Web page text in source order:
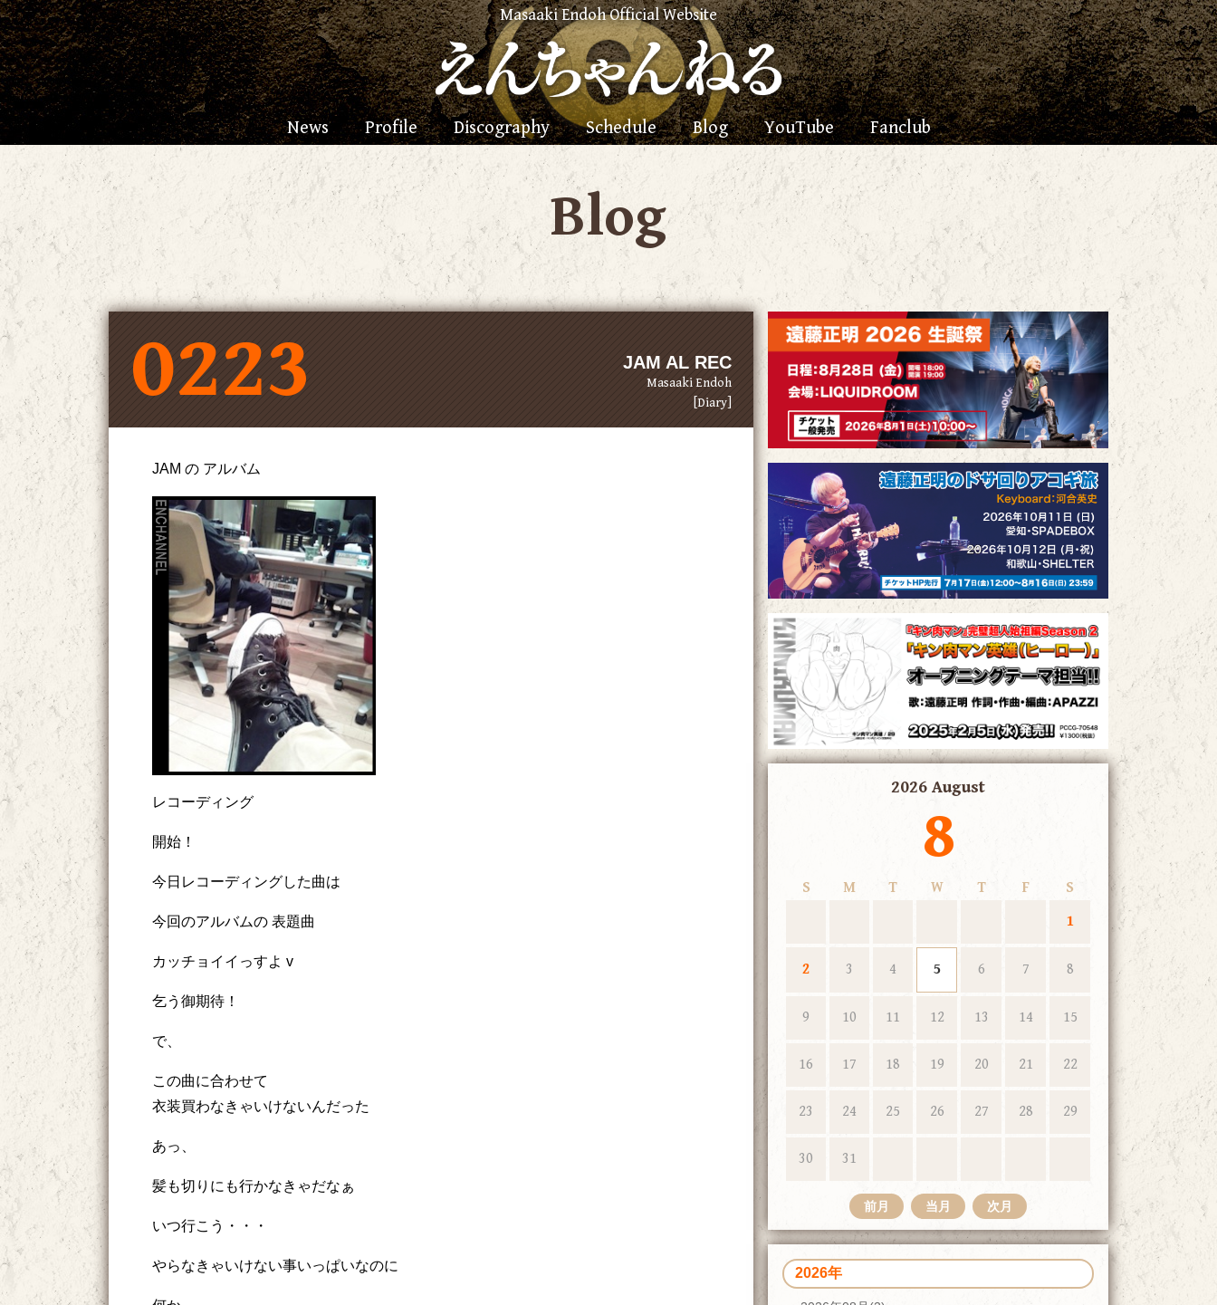
Masaaki Endoh Official Website
News Profile Discography Schedule Blog YouTube Fanclub
Blog
0223 JAM AL REC
Masaaki Endoh
[Diary]
JAM の アルバム
レコーディング
開始！
今日レコーディングした曲は
今回のアルバムの 表題曲
カッチョイイっすよ v
乞う御期待！
で、
この曲に合わせて
衣装買わなきゃいけないんだった
あっ、
髪も切りにも行かなきゃだなぁ
いつ行こう・・・
やらなきゃいけない事いっぱいなのに
2026 August
8
S M T W T F
S
1
2 3 4 5 6 7 8
9 10 11 12 13 14 15
16 17 18 19 20 21 22
23 24 25 26 27 28 29
30 31
前月 当月 次月
2026年